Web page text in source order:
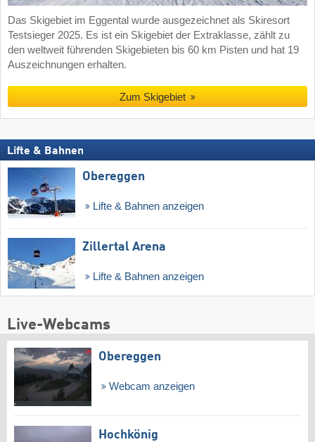
Das Skigebiet im Eggental wurde ausgezeichnet als Skiresort
Testsieger 2025. Es ist ein Skigebiet der Extraklasse, zählt zu
den weltweit führenden Skigebieten bis 60 km Pisten und hat 19
Auszeichnungen erhalten.
Zum Skigebiet
Lifte & Bahnen
Obereggen
Lifte & Bahnen anzeigen
Zillertal Arena
Lifte & Bahnen anzeigen
Live-Webcams
Obereggen
Webcam anzeigen
Hochkönig